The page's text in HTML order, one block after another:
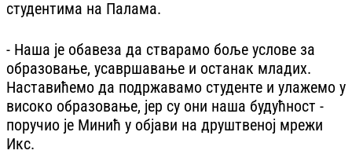
студентима на Палама.
- Наша је обавеза да стварамо боље услове за
образовање, усавршавање и останак младих.
Наставићемо да подржавамо студенте и улажемо у
високо образовање, јер су они наша будућност -
поручио је Минић у објави на друштвеној мрежи
Икс.